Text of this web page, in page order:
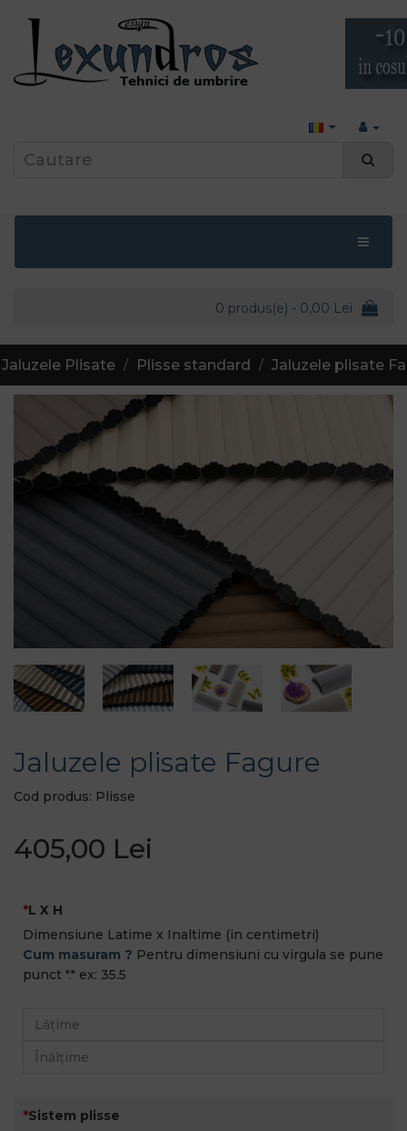
0 produs(e) - 0,00 Lei
Jaluzele Plisate Plisse standard Jaluzele plisate
Jaluzele plisate Fagure
Cod produs: Plisse
405,00 Lei
L X H
Dimensiune Latime x Inaltime (in centimetri)
Cum masuram ? Pentru dimensiuni cu virgula se pune
punct "." ex: 35.5
Sistem plisse